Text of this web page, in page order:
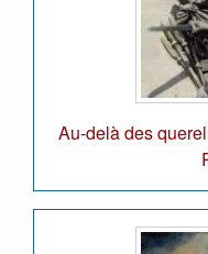
Au-delà des